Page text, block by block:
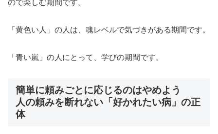
ので楽しむ期間です。
「黄色い人」の人は、魂レベルで気づきがある期間です。
「青い嵐」の人にとって、学びの期間です。
簡単に頼みごとに応じるのはやめよう
人の頼みを断れない「好かれたい病」の正
体